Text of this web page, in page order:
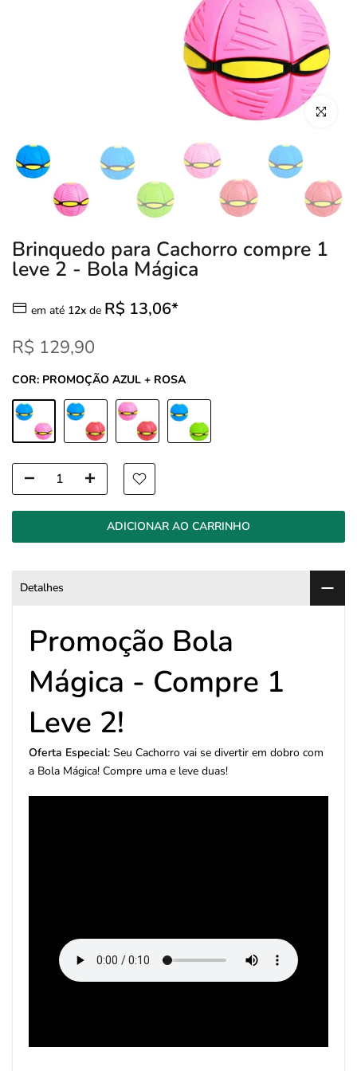
Clique
Brinquedo para Cachorro compre 1
leve 2 - Bola Mágica
em até 12x de R$ 13,06*
R$ 129,90
COR: PROMOÇÃO AZUL + ROSA
ADICIONAR AO CARRINHO
Detalhes
Promoção Bola
Mágica - Compre 1
Leve 2!
Oferta Especial: Seu Cachorro vai se divertir em dobro com
a Bola Mágica! Compre uma e leve duas!